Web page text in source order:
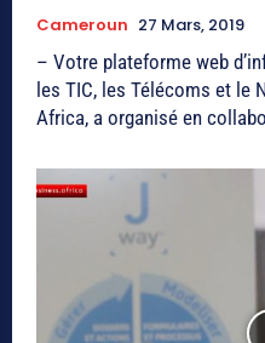
Cameroun 27 Mars, 2019
– Votre plateforme web
les TIC, les Télécoms et le
Africa, a organisé en